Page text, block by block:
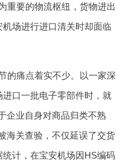
重要的物流枢纽，货物进出
场进行进口清关时却面临
的痛点着实不少。以一家深
口一批电子零部件时，就
企业自身对商品归类不熟
海关查验，不仅延误了交货
计，在宝安机场因HS编码